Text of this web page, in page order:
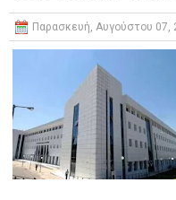
Παρασκευή, Αυγούστου 07,